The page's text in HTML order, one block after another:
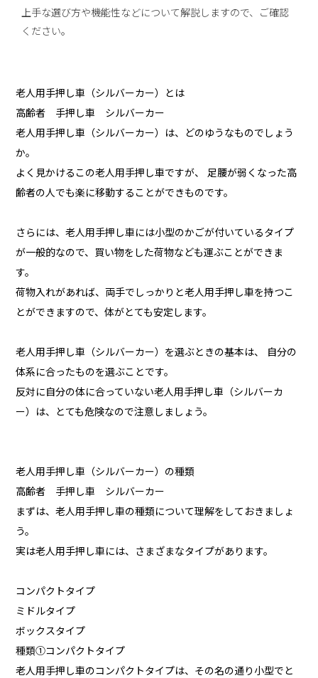
上手な選び方や機能性などについて解説しますので、ご確認
ください。
老人用手押し車（シルバーカー）とは
高齢者 手押し車 シルバーカー
老人用手押し車（シルバーカー）は、どのゆうなものでしょう
か。
よく見かけるこの老人用手押し車ですが、 足腰が弱くなった高
齢者の人でも楽に移動することができものです。
さらには、老人用手押し車には小型のかごが付いているタイプ
が一般的なので、買い物をした荷物なども運ぶことができま
す。
荷物入れがあれば、両手でしっかりと老人用手押し車を持つこ
とができますので、体がとても安定します。
老人用手押し車（シルバーカー）を選ぶときの基本は、 自分の
体系に合ったものを選ぶことです。
反対に自分の体に合っていない老人用手押し車（シルバーカ
ー）は、とても危険なので注意しましょう。
老人用手押し車（シルバーカー）の種類
高齢者 手押し車 シルバーカー
まずは、老人用手押し車の種類について理解をしておきましょ
う。
実は老人用手押し車には、さまざまなタイプがあります。
コンパクトタイプ
ミドルタイプ
ボックスタイプ
種類①コンパクトタイプ
老人用手押し車のコンパクトタイプは、その名の通り小型でと